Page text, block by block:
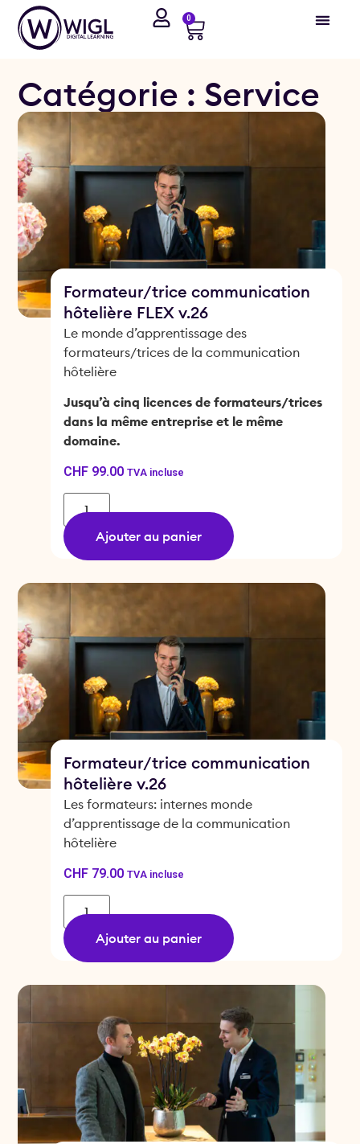
0
Catégorie : Service
Formateur/trice communication
hôtelière FLEX v.26
Le monde d’apprentissage des
formateurs/trices de la communication
hôtelière
Jusqu’à cinq licences de formateurs/trices
dans la même entreprise et le même
domaine.
CHF99.00 TVA incluse
Ajouter au panier
Formateur/trice communication
hôtelière v.26
Les formateurs: internes monde
d’apprentissage de la communication
hôtelière
CHF79.00 TVA incluse
Ajouter au panier